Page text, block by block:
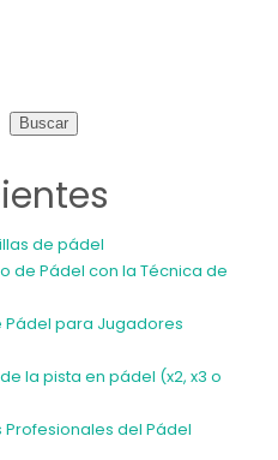
Buscar
de pádel
de Pádel con la Técnica de
Pádel para Jugadores
la pista en pádel (x2, x3 o
Profesionales del Pádel